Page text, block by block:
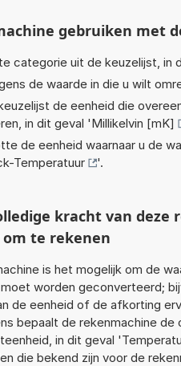
gebruiken met
categorie uit de keuzelijst, in
de waarde in die u wilt
de eenheid die
in dit geval 'Millikelvin [mK]
de eenheid waarnaar u de
Temperatuur '.
kracht van deze
te rekenen
is het mogelijk om de
worden geconverteerd;
de eenheid of de afkorting
bepaalt de rekenmachine
in dit geval
die bekend zijn voor de